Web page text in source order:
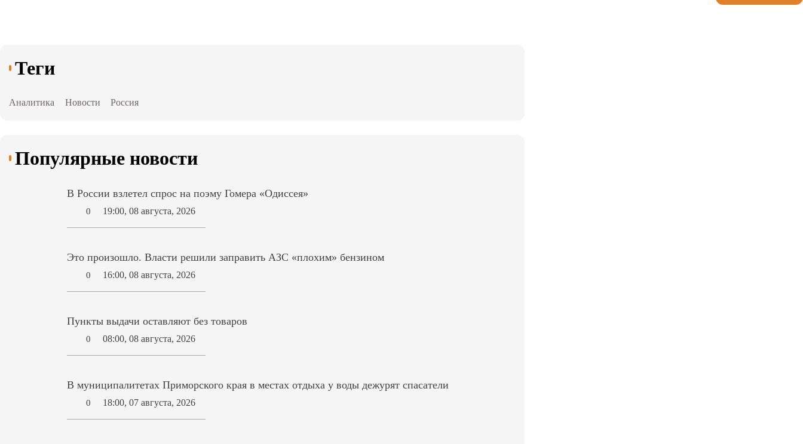
Теги
Аналитика Новости Россия
Популярные новости
В России взлетел спрос на поэму Гомера «Одиссея»
0 19:00, 08 августа, 2026
Это произошло. Власти решили заправить АЗС «плохим» бензином
0 16:00, 08 августа, 2026
Пункты выдачи оставляют без товаров
0 08:00, 08 августа, 2026
В муниципалитетах Приморского края в местах отдыха у воды дежурят спасатели
0 18:00, 07 августа, 2026